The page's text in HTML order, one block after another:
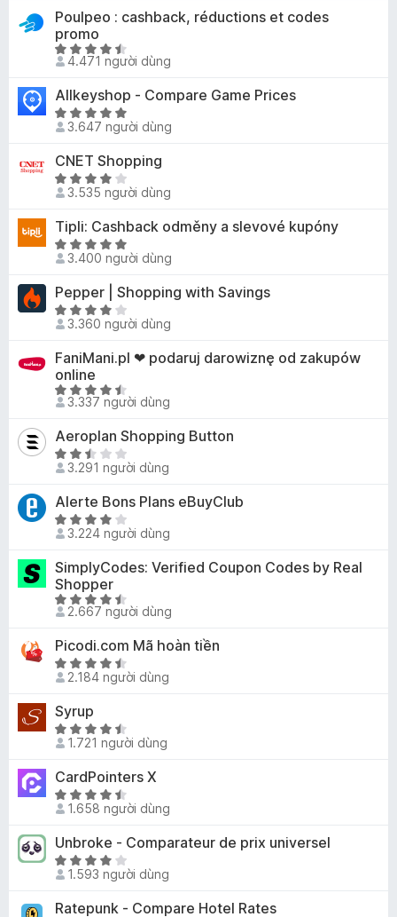
5
g
s
ố
t
r
o
n
g
s
ố
2
,
5
r
o
n
g
s
ố
p
h
ạ
n
4
,
t
r
o
g
s
5
Poulpeo : cashback, réductions et codes
promo
X
ế
p
h
ạ
g
4
,
3
r
n
g
s
ố
5
4.471 người dùng
Allkeyshop - Compare Game Prices
X
ế
p
h
ạ
g
4
,
t
r
n
g
s
5
3.647 người dùng
CNET Shopping
X
ế
p
h
ạ
g
4
,
t
r
o
g
s
5
3.535 người dùng
Tipli: Cashback odměny a slevové kupóny
X
ế
p
h
ạ
g
4
,
t
r
o
g
s
5
3.400 người dùng
Pepper | Shopping with Savings
X
ế
p
h
ạ
n
3
,
t
r
o
g
s
ố
3.360 người dùng
FaniMani.pl ❤ podaruj darowiznę od zakupów
online
X
ế
p
h
ạ
g
4
,
3
t
r
o
g
s
5
3.337 người dùng
Aeroplan Shopping Button
X
ế
p
h
ạ
g
2
,
t
r
o
g
s
5
3.291 người dùng
Alerte Bons Plans eBuyClub
X
ế
p
h
ạ
n
4
t
o
n
g
ố
5
3.224 người dùng
SimplyCodes: Verified Coupon Codes by Real
Shopper
X
ế
p
h
ạ
g
4
,
5
r
n
g
s
ố
2.667 người dùng
Picodi.com Mã hoàn tiền
X
ế
p
h
ạ
g
4
,
t
r
n
2.184 người dùng
Syrup
X
ế
p
h
ạ
g
4
,
1.721 người dùng
CardPointers X
X
ế
p
h
ạ
g
1.658 người dùng
Unbroke - Comparateur de prix universel
X
ế
p
1.593 người dùng
Ratepunk - Compare Hotel Rates